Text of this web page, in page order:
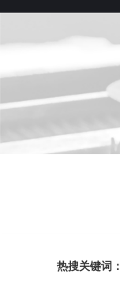
热搜关键词：